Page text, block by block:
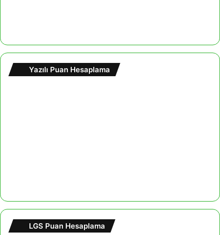
Yazılı Puan Hesaplama
LGS Puan Hesaplama